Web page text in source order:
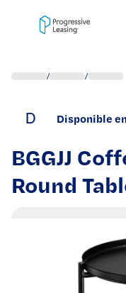
/ /
D Disponible
BGGJJ
Round
Bedroom
Table